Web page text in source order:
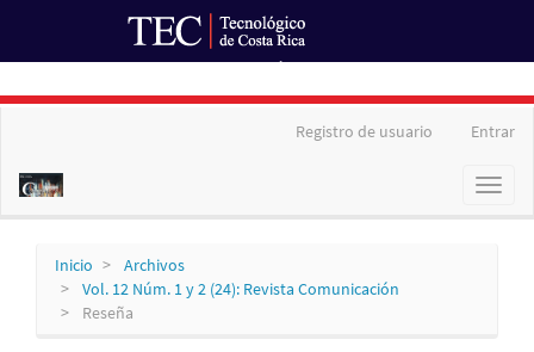
principal
Registro de usuario Entrar
Toggle
Inicio
Archivos
Vol. 12 Núm. 1 y 2 (24): Revista Comunicación
Reseña